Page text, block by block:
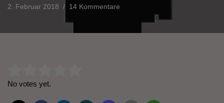
2. Februar 2018
14 Kommentare
No votes yet.